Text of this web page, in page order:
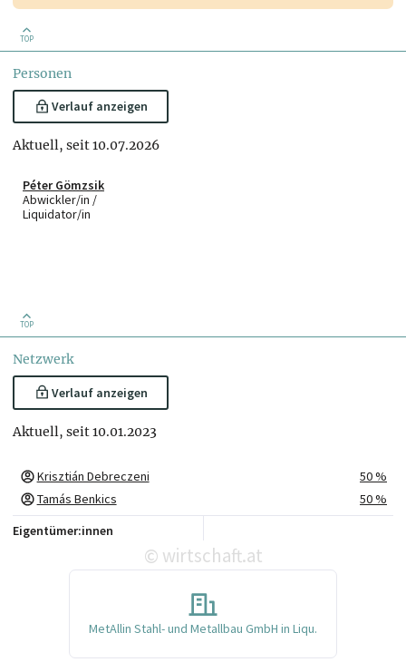
TOP
Personen
Verlauf anzeigen
Aktuell, seit 10.07.2026
Péter Gömzsik
Abwickler/in /
Liquidator/in
TOP
Netzwerk
Verlauf anzeigen
Aktuell, seit 10.01.2023
Krisztián Debreczeni
50 %
Tamás Benkics
50 %
Eigentümer:innen
© wirtschaft.at
MetAllin Stahl- und Metallbau GmbH in Liqu.